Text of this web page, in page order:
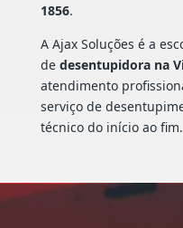
1856.
A Ajax Soluções é a
de desentupidora na
atendimento
serviço de
técnico do início ao fim.